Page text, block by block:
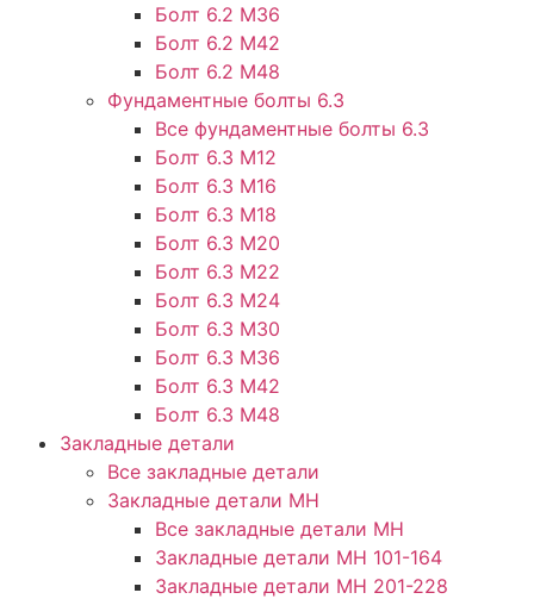
Болт 6.2 М36
Болт 6.2 М42
Болт 6.2 М48
Фундаментные болты 6.3
Все фундаментные болты 6.3
Болт 6.3 М12
Болт 6.3 М16
Болт 6.3 М18
Болт 6.3 М20
Болт 6.3 М22
Болт 6.3 М24
Болт 6.3 М30
Болт 6.3 М36
Болт 6.3 М42
Болт 6.3 М48
Закладные детали
Все закладные детали
Закладные детали МН
Все закладные детали МН
Закладные детали МН 101-164
Закладные детали МН 201-228